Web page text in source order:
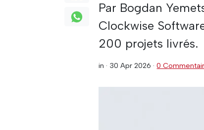
Par Bogdan
Clockwise
200 projets livrés.
in · 30 Apr 2026 ·0